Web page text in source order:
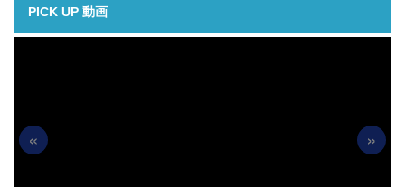
PICK UP 動画
« »